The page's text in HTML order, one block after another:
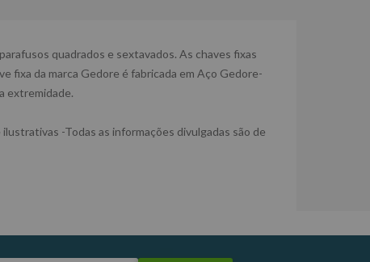
quadrados e sextavados. As chaves fixas
fixa da marca Gedore é fabricada em Aço Gedore-
extremidade.
-Todas as informações divulgadas são de